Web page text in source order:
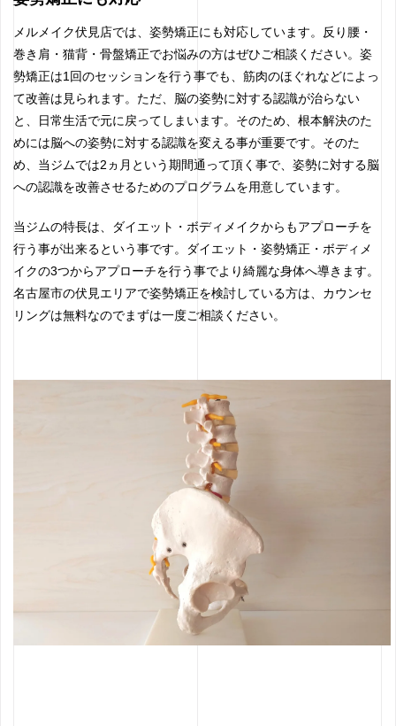
メルメイク伏見店では、姿勢矯正にも対応しています。反り腰・
巻き肩・猫背・骨盤矯正でお悩みの方はぜひご相談ください。姿
勢矯正は1回のセッションを行う事でも、筋肉のほぐれなどによっ
て改善は見られます。ただ、脳の姿勢に対する認識が治らない
と、日常生活で元に戻ってしまいます。そのため、根本解決のた
めには脳への姿勢に対する認識を変える事が重要です。そのた
め、当ジムでは2ヵ月という期間通って頂く事で、姿勢に対する脳
への認識を改善させるためのプログラムを用意しています。
当ジムの特長は、ダイエット・ボディメイクからもアプローチを
行う事が出来るという事です。ダイエット・姿勢矯正・ボディメ
イクの3つからアプローチを行う事でより綺麗な身体へ導きます。
名古屋市の伏見エリアで姿勢矯正を検討している方は、カウンセ
リングは無料なのでまずは一度ご相談ください。